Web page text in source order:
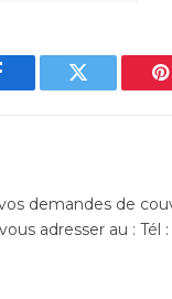
Twitter
demandes de
adresser au : Tél